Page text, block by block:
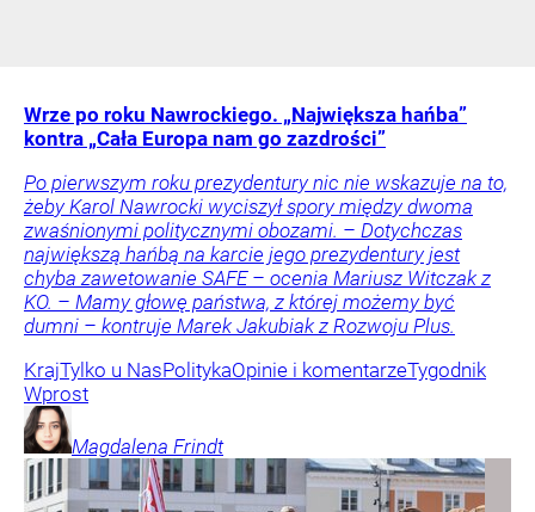
Wrze po roku Nawrockiego. „Największa hańba”
kontra „Cała Europa nam go zazdrości”
Po pierwszym roku prezydentury nic nie wskazuje na to,
żeby Karol Nawrocki wyciszył spory między dwoma
zwaśnionymi politycznymi obozami. – Dotychczas
największą hańbą na karcie jego prezydentury jest
chyba zawetowanie SAFE – ocenia Mariusz Witczak z
KO. – Mamy głowę państwa, z której możemy być
dumni – kontruje Marek Jakubiak z Rozwoju Plus.
KrajTylko u NasPolitykaOpinie i komentarzeTygodnik
Wprost
Magdalena Frindt